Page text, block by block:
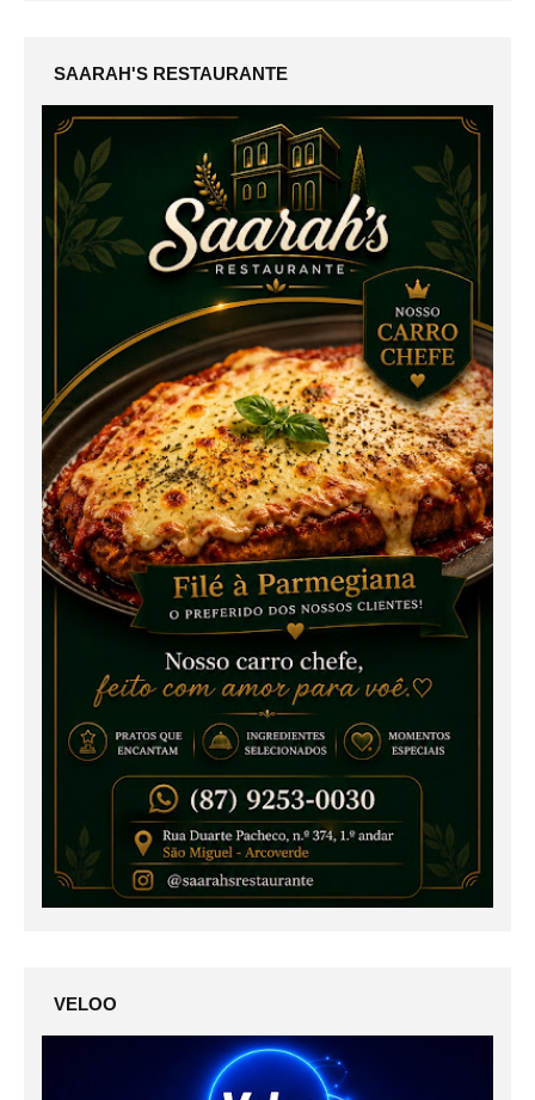
SAARAH'S RESTAURANTE
VELOO